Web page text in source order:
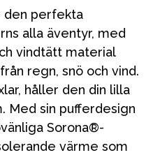
den perfekta
alla äventyr, med
vindtätt material
regn, snö och vind.
håller den din lilla
Med sin pufferdesign
Sorona®-
värme som